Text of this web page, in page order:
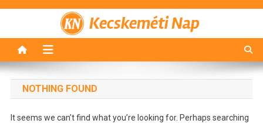
Kecskeméti Nap
NOTHING FOUND
It seems we can’t find what you’re looking for. Perhaps searching